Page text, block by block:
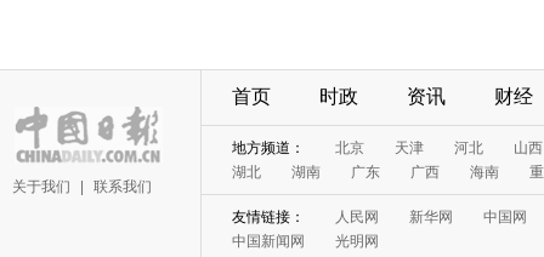
关于我们 联系我们
首页 时政 资讯 财经
地方频道： 北京 天津 河北
山西
湖北
湖南 广东 广西 海南
友情链接： 人民网 新华网
中国网
中国新闻网
光明网